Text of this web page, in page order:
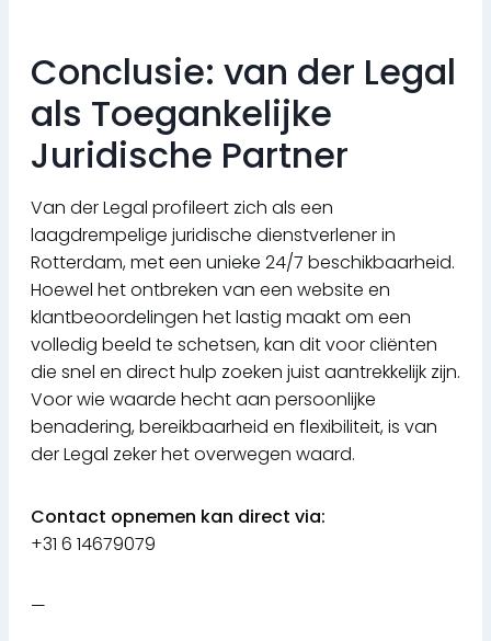
Conclusie: van der Legal
als Toegankelijke
Juridische Partner
Van der Legal profileert zich als een
laagdrempelige juridische dienstverlener in
Rotterdam, met een unieke 24/7 beschikbaarheid.
Hoewel het ontbreken van een website en
klantbeoordelingen het lastig maakt om een
volledig beeld te schetsen, kan dit voor cliënten
die snel en direct hulp zoeken juist aantrekkelijk zijn.
Voor wie waarde hecht aan persoonlijke
benadering, bereikbaarheid en flexibiliteit, is van
der Legal zeker het overwegen waard.
Contact opnemen kan direct via:
+31 6 14679079
—